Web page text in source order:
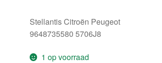
Stellantis Citroën Peugeot
9648735580 5706J8
1 op voorraad